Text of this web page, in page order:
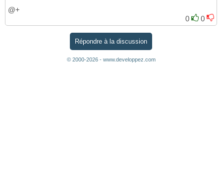
@+
0
0
Répondre à la discussion
© 2000-2026 - www.developpez.com